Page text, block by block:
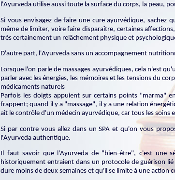
l'Ayurveda utilise aussi toute la surface du corps, la peau,
Si vous envisagez de faire une cure ayurvédique,
même de limiter, voire faire disparaître, certaines
très certainement un relâchement physique et
D'autre part, l'Ayurveda sans un accompagnement
Lorsque l'on parle de massages ayurvédiques, cela n'est
parler avec les énergies, les mémoires et les tensions du
médicaments naturels
Parfois les doigts appuient sur certains points "marma"
frappent; quand il y a "massage", il y a une relation
ait le contrôle d'un médecin ayurvédique, car tous les
Si par contre vous allez dans un SPA et qu'on vous
l'Ayurveda authentique.
Il faut savoir que l'Ayurveda de "bien-être", c'est une
historiquement entraient dans un protocole de guérison
dure moins de deux semaines et qu'il se limite à une